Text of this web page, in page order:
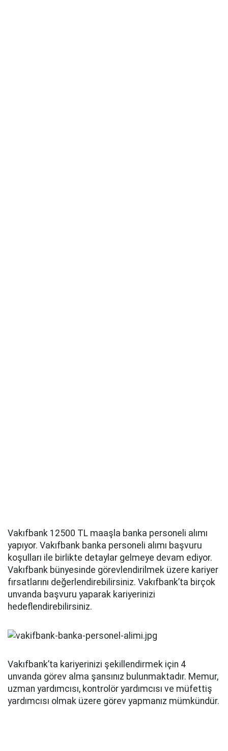
Vakıfbank 12500 TL maaşla banka personeli alımı
yapıyor. Vakıfbank banka personeli alımı başvuru
koşulları ile birlikte detaylar gelmeye devam ediyor.
Vakıfbank bünyesinde görevlendirilmek üzere kariyer
fırsatlarını değerlendirebilirsiniz. Vakıfbank’ta birçok
unvanda başvuru yaparak kariyerinizi
hedeflendirebilirsiniz.
Vakıfbank’ta kariyerinizi şekillendirmek için 4
unvanda görev alma şansınız bulunmaktadır. Memur,
uzman yardımcısı, kontrolör yardımcısı ve müfettiş
yardımcısı olmak üzere görev yapmanız mümkündür.